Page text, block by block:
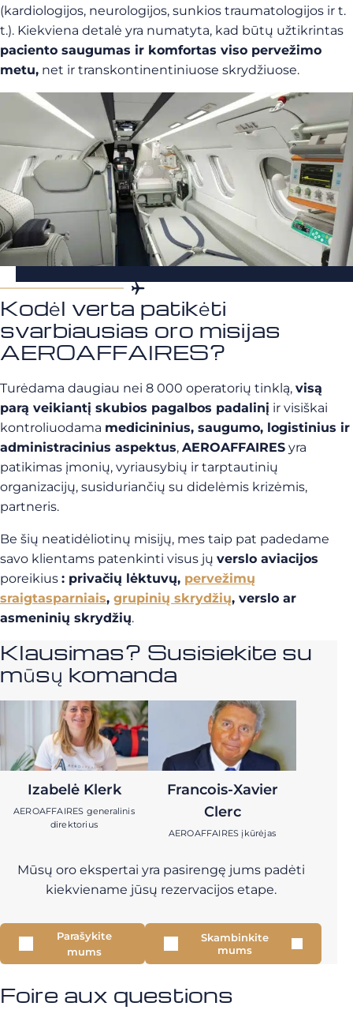
(kardiologijos, neurologijos, sunkios traumatologijos ir t.
t.). Kiekviena detalė yra numatyta, kad būtų užtikrintas
paciento saugumas ir komfortas viso pervežimo
metu, net ir transkontinentiniuose skrydžiuose.
Kodėl verta patikėti
svarbiausias oro misijas
AEROAFFAIRES?
Turėdama daugiau nei 8 000 operatorių tinklą, visą
parą veikiantį skubios pagalbos padalinį ir visiškai
kontroliuodama medicininius, saugumo, logistinius ir
administracinius aspektus, AEROAFFAIRES yra
patikimas įmonių, vyriausybių ir tarptautinių
organizacijų, susiduriančių su didelėmis krizėmis,
partneris.
Be šių neatidėliotinų misijų, mes taip pat padedame
savo klientams patenkinti visus jų verslo aviacijos
poreikius : privačių lėktuvų, pervežimų
sraigtasparniais, grupinių skrydžių, verslo ar
asmeninių skrydžių.
Klausimas? Susisiekite su
mūsų komanda
Izabelė Klerk
AEROAFFAIRES generalinis
direktorius
Francois-Xavier
Clerc
AEROAFFAIRES įkūrėjas
Mūsų oro ekspertai yra pasirengę jums padėti
kiekviename jūsų rezervacijos etape.
Parašykite
mums
Skambinkite
mums
Foire aux questions